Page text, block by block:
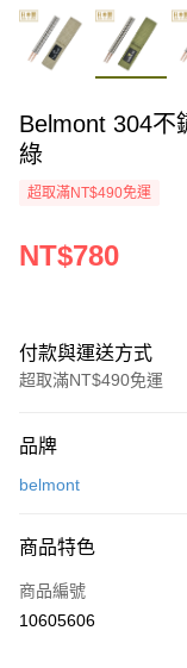
Belmont 304不
綠
超取滿NT$490免運
NT$780
付款與運送方式
超取滿NT$490免運
信用卡一次付款
3 期 0 利率 每期
合作金庫商業銀行
上海商業儲蓄銀行
超商取貨付款
LINE Pay
品牌
belmont
商品特色
商品編號
10605606